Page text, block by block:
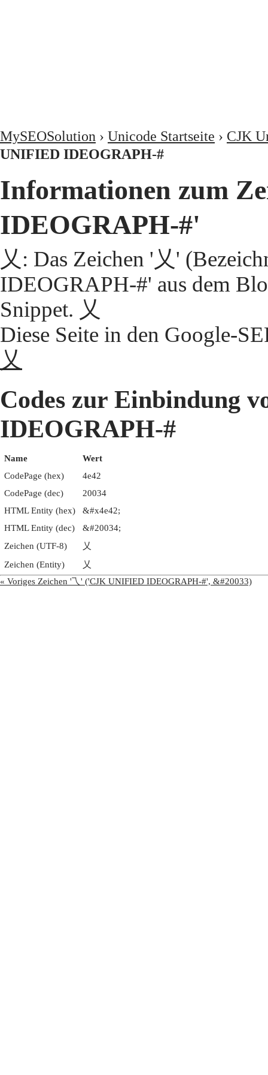
MySEOSolution › Unicode Startseite › CJK
UNIFIED IDEOGRAPH-#
Informationen zum
IDEOGRAPH-#'
乂: Das Zeichen '乂'
IDEOGRAPH-#' aus dem
Snippet. 乂
Diese Seite in den Google-
乂
Codes zur Einbindung
IDEOGRAPH-#
Name
Wert
CodePage (hex)
4e42
CodePage (dec)
20034
HTML Entity (hex)
&#x4e42;
HTML Entity (dec)
&#20034;
Zeichen (UTF-8)
乂
Zeichen (Entity)
乂
« Voriges Zeichen '乁' ('CJK UNIFIED IDEOGRAPH-#', &#20033)